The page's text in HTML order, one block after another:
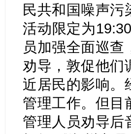
民共和国噪声污
活动限定为
员加强全面巡
劝导，敦促他们
近居民的影响。
管理工作。但目
管理人员劝导后